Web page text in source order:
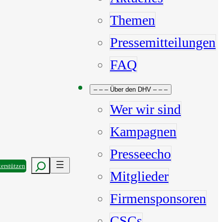
Suchen
Themen
Pressemitteilungen
FAQ
– – – Über den DHV – – –
Wer wir sind
Kampagnen
Presseecho
Mitglieder
Firmensponsoren